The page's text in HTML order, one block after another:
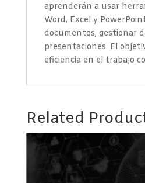
aprenderán a usar
Word, Excel y
documentos, gestionar
presentaciones. El
eficiencia en el trabajo
Related